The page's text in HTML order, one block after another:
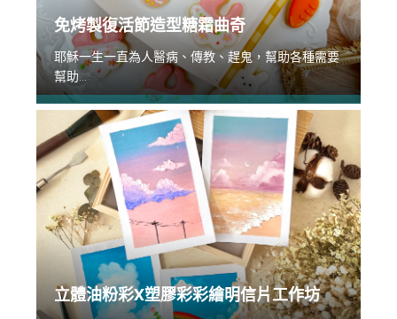
免烤製復活節造型糖霜曲奇
耶穌一生一直為人醫病、傳教、趕鬼，幫助各種需要
幫助...
立體油粉彩X塑膠彩彩繪明信片工作坊